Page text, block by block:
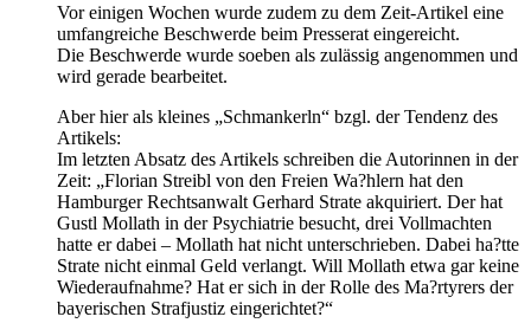
Vor einigen Wochen wurde zudem zu dem Zeit-Artikel eine
umfangreiche Beschwerde beim Presserat eingereicht.
Die Beschwerde wurde soeben als zulässig angenommen und
wird gerade bearbeitet.
Aber hier als kleines „Schmankerln“ bzgl. der Tendenz des
Artikels:
Im letzten Absatz des Artikels schreiben die Autorinnen in der
Zeit: „Florian Streibl von den Freien Wa?hlern hat den
Hamburger Rechtsanwalt Gerhard Strate akquiriert. Der hat
Gustl Mollath in der Psychiatrie besucht, drei Vollmachten
hatte er dabei – Mollath hat nicht unterschrieben. Dabei ha?tte
Strate nicht einmal Geld verlangt. Will Mollath etwa gar keine
Wiederaufnahme? Hat er sich in der Rolle des Ma?rtyrers der
bayerischen Strafjustiz eingerichtet?“